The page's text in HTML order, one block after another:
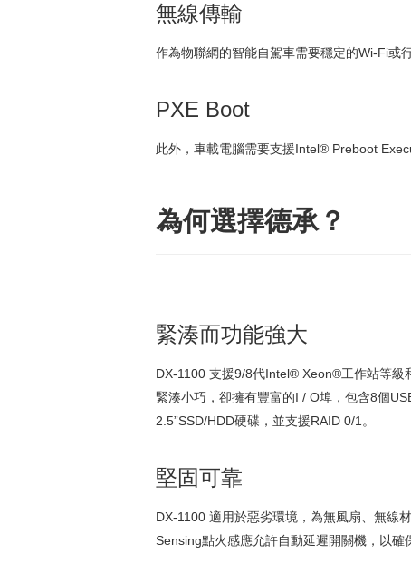
無線傳輸
作為物聯網的智能自駕車需要穩定的Wi-Fi或
PXE Boot
此外，車載電腦需要支援Intel® Preboot
為何選擇德承？
緊湊而功能強大
DX-1100 支援9/8代Intel® Xeon®工作站等
緊湊小巧，卻擁有豐富的I / O埠，包含8個
2.5”SSD/HDD硬碟，並支援RAID 0/1。
堅固可靠
DX-1100 適用於惡劣環境，為無風扇、無線
Sensing點火感應允許自動延遲開關機，以